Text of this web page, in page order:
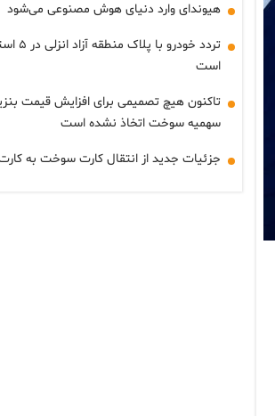
هیوندای وارد دنیای هوش مصنوعی می‌شود
تردد
است
تاکنون هیچ تصمیمی برای افزایش قیمت
سهمیه سوخت اتخاذ نشده است
جزئیات جدید از انتقال کارت سوخت به